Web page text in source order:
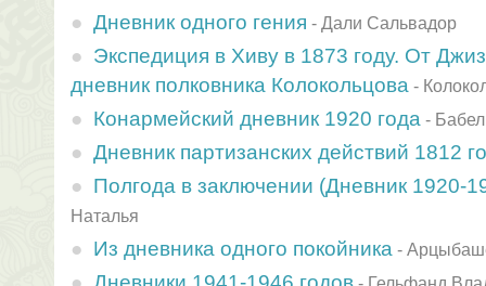
Дневник одного гения - Дали Сальвадор
Экспедиция в Хиву в 1873 году. От
дневник полковника Колокольцова -
Конармейский дневник 1920 года -
Дневник партизанских действий 1812
Полгода в заключении (Дневник 1920-
Наталья
Из дневника одного покойника -